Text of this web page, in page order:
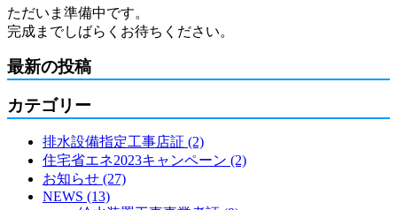
ただいま準備中です。
完成までしばらくお待ちください。
最新の投稿
カテゴリー
排水設備指定工事店証 (2)
住宅省エネ2023キャンペーン (2)
お知らせ (27)
NEWS (13)